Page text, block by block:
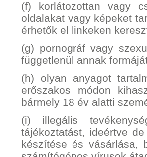
(f) korlátozottan vagy
oldalakat vagy képeket
érhetők el linkeken
(g) pornográf vagy
függetlenül annak
(h) olyan anyagot
erőszakos módon
bármely 18 év alatti
(i) illegális
tájékoztatást, ideértve
készítése és vásárlása,